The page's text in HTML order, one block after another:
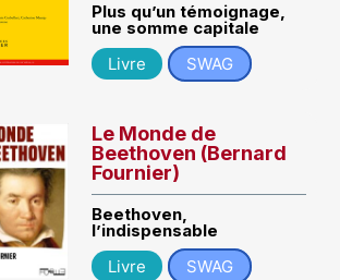
Plus qu’un témoignage,
une somme capitale
Livre
SWAG
Le Monde de
Beethoven (Bernard
Fournier)
Beethoven,
l’indispensable
Livre
SWAG